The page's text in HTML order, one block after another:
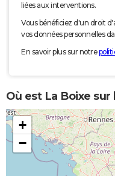
liées aux interventions.
Vous bénéficiez d'un droit
vos données personnelles
En savoir plus sur notre
Où est La Boixe
+
−